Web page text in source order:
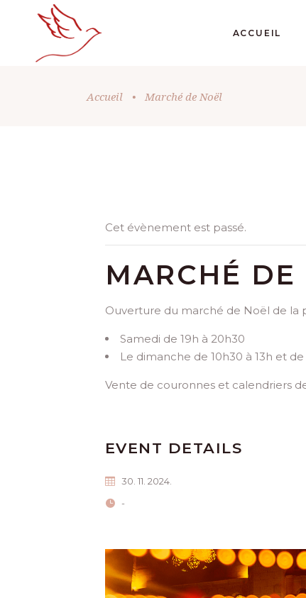
ACCUEIL
Accueil • Marché de Noël
Cet évènement est passé.
MARCHÉ DE
Ouverture du marché de Noël de la
Samedi de 19h à 20h30
Le dimanche de 10h30 à 13h et de
Vente de couronnes et calendriers
EVENT DETAILS
30. 11. 2024.
-